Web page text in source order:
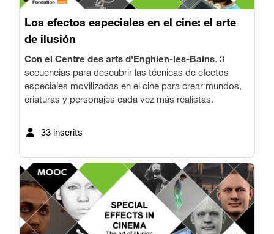
Los efectos especiales en el cine: el arte
de ilusión
Con el Centre des arts d'Enghien-les-Bains. 3
secuencias para descubrir las técnicas de efectos
especiales movilizadas en el cine para crear mundos,
criaturas y personajes cada vez más realistas.
33 inscrits